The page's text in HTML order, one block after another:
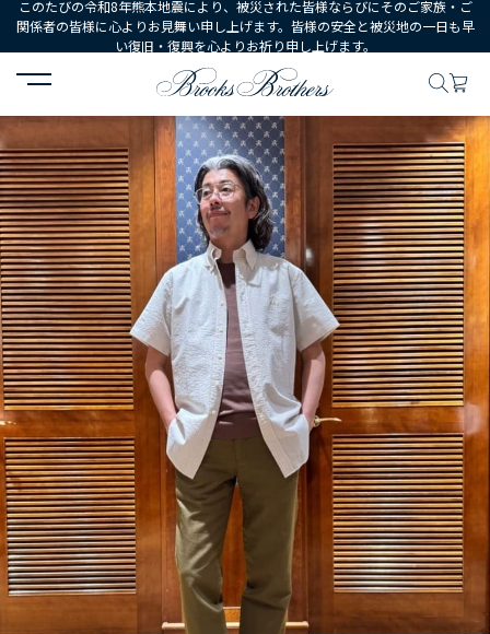
このたびの令和8年熊本地震により、被災された皆様ならびにそのご家族・ご
関係者の皆様に心よりお見舞い申し上げます。皆様の安全と被災地の一日も早
い復旧・復興を心よりお祈り申し上げます。
HOME コーディネート コーディネート詳細